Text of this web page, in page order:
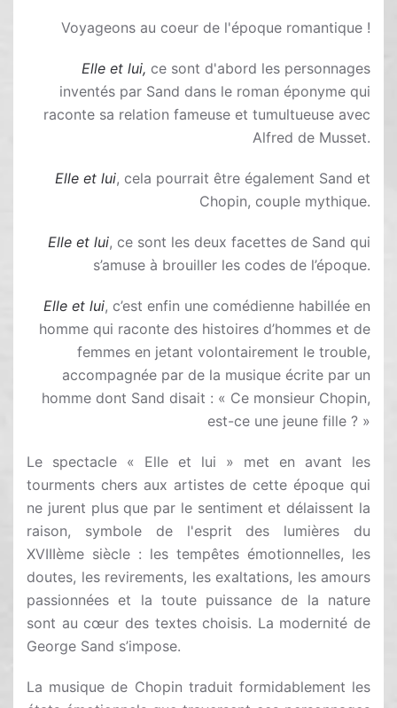
Voyageons au coeur de l'époque romantique !
Elle et lui, ce sont d'abord les personnages
inventés par Sand dans le roman éponyme qui
raconte sa relation fameuse et tumultueuse avec
Alfred de Musset.
Elle et lui, cela pourrait être également Sand et
Chopin, couple mythique.
Elle et lui, ce sont les deux facettes de Sand qui
s’amuse à brouiller les codes de l’époque.
Elle et lui, c’est enfin une comédienne habillée en
homme qui raconte des histoires d’hommes et de
femmes en jetant volontairement le trouble,
accompagnée par de la musique écrite par un
homme dont Sand disait : « Ce monsieur Chopin,
est-ce une jeune fille ? »
Le spectacle « Elle et lui » met en avant les
tourments chers aux artistes de cette époque qui
ne jurent plus que par le sentiment et délaissent la
raison, symbole de l'esprit des lumières du
XVIIIème siècle : les tempêtes émotionnelles, les
doutes, les revirements, les exaltations, les amours
passionnées et la toute puissance de la nature
sont au cœur des textes choisis. La modernité de
George Sand s’impose.
La musique de Chopin traduit formidablement les